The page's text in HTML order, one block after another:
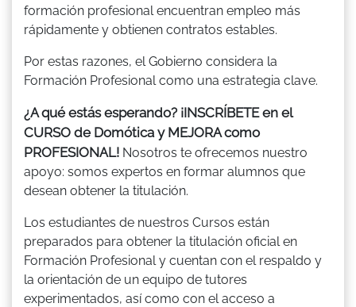
formación profesional encuentran empleo más
rápidamente y obtienen contratos estables.
Por estas razones, el Gobierno considera la
Formación Profesional como una estrategia clave.
¿A qué estás esperando? ¡INSCRÍBETE en el
CURSO de Domótica y MEJORA como
PROFESIONAL! Nosotros te ofrecemos nuestro
apoyo: somos expertos en formar alumnos que
desean obtener la titulación.
Los estudiantes de nuestros Cursos están
preparados para obtener la titulación oficial en
Formación Profesional y cuentan con el respaldo y
la orientación de un equipo de tutores
experimentados, así como con el acceso a